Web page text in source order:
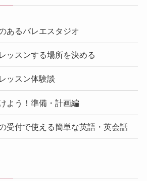
あるバレエスタジオ
ッスンする場所を決める
ッスン体験談
よう！準備・計画編
受付で使える簡単な英語・英会話